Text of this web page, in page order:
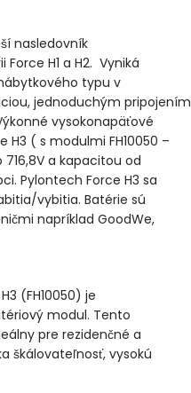
nasledovník
H1 a H2. Vyniká
typu v
jednoduchým pripojením
vysokonapäťové
H3 ( s modulmi FH10050 –
a kapacitou od
Pylontech Force H3 sa
vybitia. Batérie sú
napríklad GoodWe,
(FH10050) je
modul. Tento
pre rezidenčné a
škálovateľnosť, vysokú